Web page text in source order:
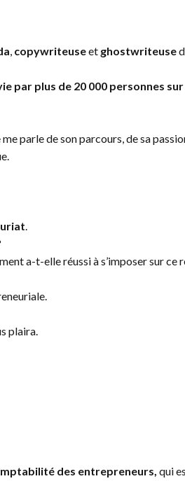
, copywriteuseet ghostwriteuse
par plus de 20 000 personnes
parle de son parcours, de sa
.
a-t-elle réussi à s’imposer sur ce
plaira.
des entrepreneurs, qui